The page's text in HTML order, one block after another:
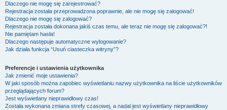
Dlaczego nie mogę się zarejestrować?
Rejestracja została przeprowadzona poprawnie, ale nie mogę się zalogować!
Dlaczego nie mogę się zalogować?
Rejestracja została dokonana jakiś czas temu, ale teraz nie mogę się zalogować?!
Nie pamiętam hasła!
Dlaczego następuje automatyczne wylogowanie?
Jak działa funkcja “Usuń ciasteczka witryny”?
Preferencje i ustawienia użytkownika
Jak zmienić moje ustawienia?
W jaki sposób można zapobiec wyświetlaniu nazwy użytkownika na liście użytkowników
przeglądających forum?
Jest wyświetlany nieprawidłowy czas!
Została wykonana zmiana strefy czasowej, a nadal jest wyświetlany nieprawidłowy